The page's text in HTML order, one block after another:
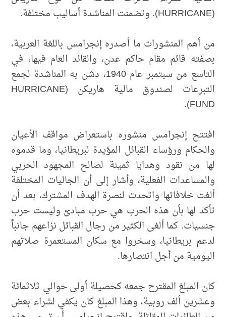
(HURRICANE). وتضمنت المناشدة أساليب مختلفة.
من أهم المنشورات ما أصدره إنجرامس باللغة العربية،
بصفته قائم مقام حاكم عدن، والقائد العام فيها، في
التاسع من سبتمبر عام 1940، دشن به المناشدة لجمع
التبرعات لصندوق مالية هاريكن (HURRICANE
FUND).
افتتح إنجرامس منشوره باستعراض مواقف الأعيان
والحكام ورؤساء القبائل المؤيدة لبريطانيا، وما قدموه
لها من نقود وهدايا ثمينة لصالح المجهود الحربي
والمساعدات الفعلية، وأشار إلى أن الجاليات المختلفة
ألغت خلافاتها واتحدت لنصرة الهدف المشترك، بعد أن
تأكد لها بأن هذه الحرب هي حرب مبادئ وليست حرب
جنسيات. كما ألغى الكثير من رجال القبائل نزاعهم جانباً
لدعم بريطانيا، وسخروا مع سكان المستعمرة صلاتهم
اليومية من أجل انتصارها.
كان المبلغ المقترح جمعه كحصيلة أولى حوالي ثلاثمائة
وعشرين ألف روبية، وهذا المبلغ كان يكفي لشراء بعض